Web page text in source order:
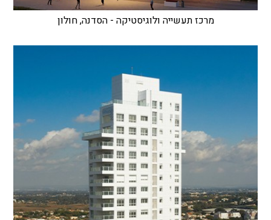
מרכז תעשייה ולוגיסטיקה - הסדנה, חולון